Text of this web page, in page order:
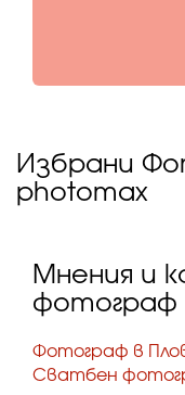
Избрани
photomax
Мнения и
фотограф
Фотограф в
Сватбен